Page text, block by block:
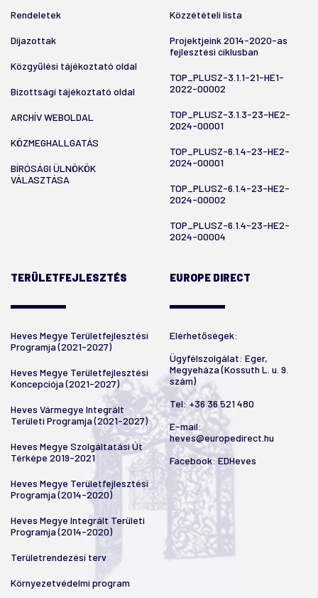
Rendeletek
Díjazottak
Közgyűlési tájékoztató oldal
Bizottsági tájékoztató oldal
ARCHÍV WEBOLDAL
KÖZMEGHALLGATÁS
BÍRÓSÁGI ÜLNÖKÖK
VÁLASZTÁSA
Közzétételi lista
Projektjeink 2014-2020-as
fejlesztési ciklusban
TOP_PLUSZ-3.1.1-21-HE1-
2022-00002
TOP_PLUSZ-3.1.3-23-HE2-
2024-00001
TOP_PLUSZ-6.1.4-23-HE2-
2024-00001
TOP_PLUSZ-6.1.4-23-HE2-
2024-00002
TOP_PLUSZ-6.1.4-23-HE2-
2024-00004
TERÜLETFEJLESZTÉS
Heves Megye Területfejlesztési
Programja (2021-2027)
Heves Megye Területfejlesztési
Koncepciója (2021-2027)
Heves Vármegye Integrált
Területi Programja (2021-2027)
Heves Megye Szolgáltatási Út
Térképe 2019-2021
Heves Megye Területfejlesztési
Programja (2014-2020)
Heves Megye Integrált Területi
Programja (2014-2020)
Területrendezési terv
Környezetvédelmi program
EUROPE DIRECT
Elérhetőségek:
Ügyfélszolgálat: Eger,
Megyeháza (Kossuth L. u. 9.
szám)
Tel:+36 36 521 480
E-mail:
heves@europedirect.hu
Facebook: EDHeves